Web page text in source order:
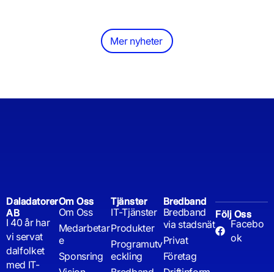
Mer nyheter
Daladatorer
AB
I 40 år har
vi servat
dalfolket
med IT-
Om Oss
Om Oss
Medarbetar
e
Sponsring
Tjänster
IT-Tjänster
Produkter
Programutv
eckling
Bredband
Bredband
via stadsnät
Privat
Företag
Följ Oss
Facebo
ok